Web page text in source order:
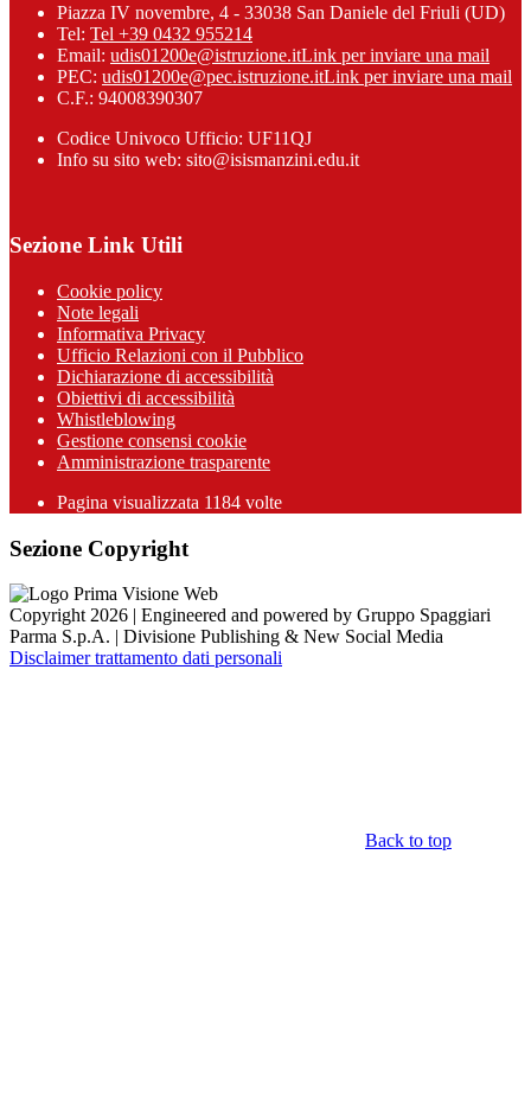
Piazza IV novembre, 4 - 33038 San Daniele del Friuli (UD)
Tel: Tel +39 0432 955214
Email: udis01200e@istruzione.itLink per inviare una mail
PEC: udis01200e@pec.istruzione.itLink per inviare una mail
C.F.: 94008390307
Codice Univoco Ufficio: UF11QJ
Info su sito web: sito@isismanzini.edu.it
Sezione Link Utili
Cookie policy
Note legali
Informativa Privacy
Ufficio Relazioni con il Pubblico
Dichiarazione di accessibilità
Obiettivi di accessibilità
Whistleblowing
Gestione consensi cookie
Amministrazione trasparente
Pagina visualizzata 1184 volte
Sezione Copyright
Copyright 2026 | Engineered and powered by Gruppo Spaggiari
Parma S.p.A. | Divisione Publishing & New Social Media
Disclaimer trattamento dati personali
Back to top